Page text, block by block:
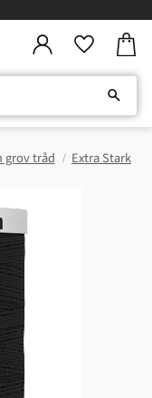
grov tråd Extra Stark